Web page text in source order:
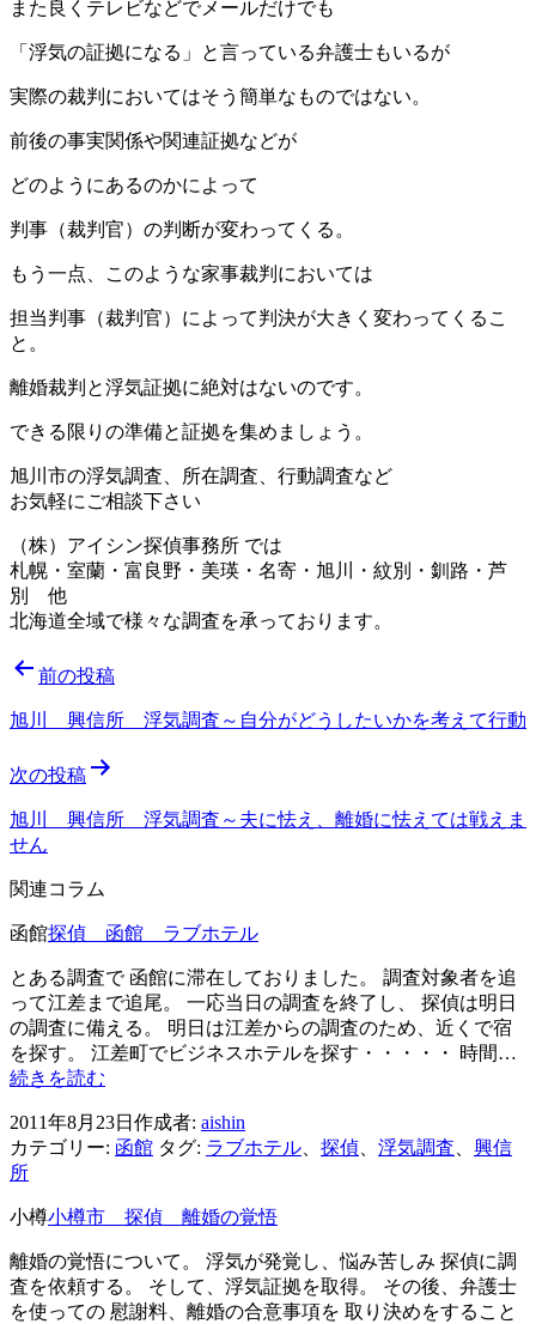
また良くテレビなどでメールだけでも
「浮気の証拠になる」と言っている弁護士もいるが
実際の裁判においてはそう簡単なものではない。
前後の事実関係や関連証拠などが
どのようにあるのかによって
判事（裁判官）の判断が変わってくる。
もう一点、このような家事裁判においては
担当判事（裁判官）によって判決が大きく変わってくるこ
と。
離婚裁判と浮気証拠に絶対はないのです。
できる限りの準備と証拠を集めましょう。
旭川市の浮気調査、所在調査、行動調査など
お気軽にご相談下さい
（株）アイシン探偵事務所 では
札幌・室蘭・富良野・美瑛・名寄・旭川・紋別・釧路・芦
別 他
北海道全域で様々な調査を承っております。
投
稿
ビ
ゲ
ー
シ
ョ
ン
前の投稿
旭川 興信所 浮気調査～自分がどうしたいかを考えて行動
次の投稿
旭川 興信所 浮気調査～夫に怯え、離婚に怯えては戦えま
せん
関連コラム
函館探偵 函館 ラブホテル
とある調査で 函館に滞在しておりました。 調査対象者を追
って江差まで追尾。 一応当日の調査を終了し、 探偵は明日
の調査に備える。 明日は江差からの調査のため、近くで宿
を探す。 江差町でビジネスホテルを探す・・・・・ 時間…
続きを読む
函
館
ホ
テ
ル
2011年8月23日 作成者: aishin
カテゴリー: 函館 タグ: ラブホテル、 探偵、 浮気調査、 興信
所
小樽小樽市 探偵 離婚の覚悟
離婚の覚悟について。 浮気が発覚し、悩み苦しみ 探偵に調
査を依頼する。 そして、浮気証拠を取得。 その後、弁護士
を使っての 慰謝料、離婚の合意事項を 取り決めをすること